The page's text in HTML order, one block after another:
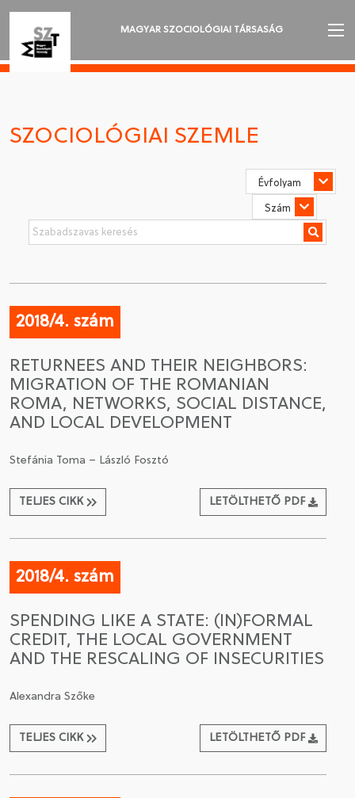
MAGYAR SZOCIOLÓGIAI TÁRSASÁG
SZOCIOLÓGIAI SZEMLE
CSATLAKOZÁS A TÁRSASÁGHOZ / MEGÚJÍTOM A
TAGSÁGOMAT
SZOCIOLÓGIAI SZEMLE
2018/4. szám
RETURNEES AND THEIR NEIGHBORS:
MIGRATION OF THE ROMANIAN
ROMA, NETWORKS, SOCIAL DISTANCE,
AND LOCAL DEVELOPMENT
Stefánia Toma – László Fosztó
TELJES CIKK LETÖLTHETŐ PDF
2018/4. szám
SPENDING LIKE A STATE: (IN)FORMAL
CREDIT, THE LOCAL GOVERNMENT
AND THE RESCALING OF INSECURITIES
Alexandra Szőke
TELJES CIKK LETÖLTHETŐ PDF